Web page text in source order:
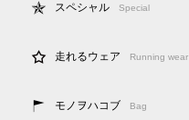
スペシャル Special
走れるウェア Running wear
モノヲハコブ Bag